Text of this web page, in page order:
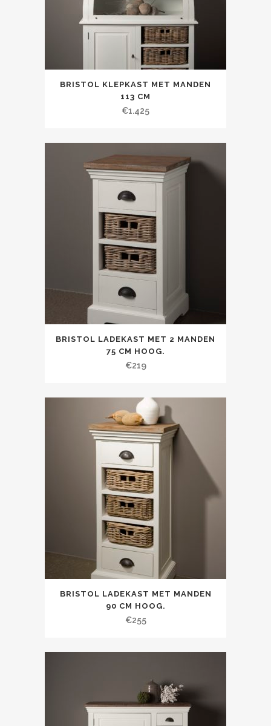
BRISTOL KLEPKAST MET MANDEN
113 CM
€1.425
BRISTOL LADEKAST MET 2 MANDEN
75 CM HOOG.
€219
BRISTOL LADEKAST MET MANDEN
90 CM HOOG.
€255